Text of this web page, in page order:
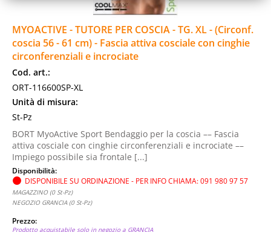
MYOACTIVE - TUTORE PER COSCIA - TG. XL - (Circonf.
coscia 56 - 61 cm) - Fascia attiva cosciale con cinghie
circonferenziali e incrociate
Cod. art.:
ORT-116600SP-XL
Unità di misura:
St-Pz
BORT MyoActive Sport Bendaggio per la coscia –– Fascia
attiva cosciale con cinghie circonferenziali e incrociate ––
Impiego possibile sia frontale [...]
Disponibilità:
DISPONIBILE SU ORDINAZIONE - PER INFO CHIAMA: 091 980 97 57
MAGAZZINO (0 St-Pz)
NEGOZIO GRANCIA (0 St-Pz)
Prezzo:
Prodotto acquistabile solo in negozio a GRANCIA